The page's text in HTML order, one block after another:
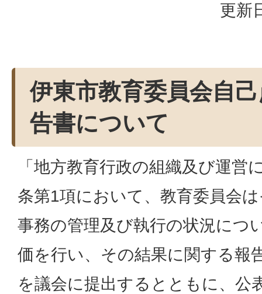
更新
伊東市教育委員会自
告書について
「地方教育行政の組織及び運営
条第1項において、教育委員会
事務の管理及び執行の状況につ
価を行い、その結果に関する報
を議会に提出するとともに、公